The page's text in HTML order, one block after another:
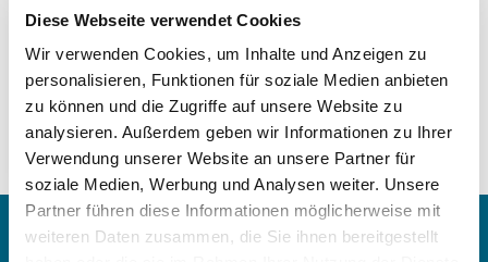
Diese Webseite verwendet Cookies
Wir verwenden Cookies, um Inhalte und Anzeigen zu
personalisieren, Funktionen für soziale Medien anbieten
zu können und die Zugriffe auf unsere Website zu
analysieren. Außerdem geben wir Informationen zu Ihrer
Verwendung unserer Website an unsere Partner für
soziale Medien, Werbung und Analysen weiter. Unsere
Partner führen diese Informationen möglicherweise mit
weiteren Daten zusammen, die Sie ihnen bereitgestellt
Anbauteile
Kontakt